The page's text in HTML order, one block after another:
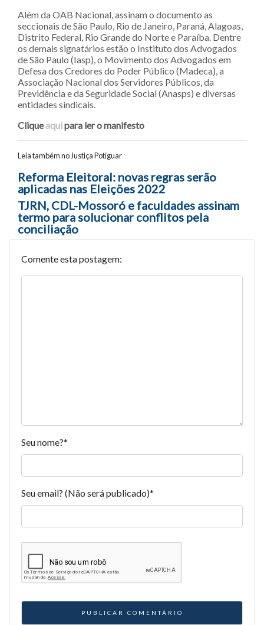
Além da OAB Nacional, assinam o documento as
seccionais de São Paulo, Rio de Janeiro, Paraná, Alagoas,
Distrito Federal, Rio Grande do Norte e Paraíba. Dentre
os demais signatários estão o Instituto dos Advogados
de São Paulo (Iasp), o Movimento dos Advogados em
Defesa dos Credores do Poder Público (Madeca), a
Associação Nacional dos Servidores Públicos, da
Previdência e da Seguridade Social (Anasps) e diversas
entidades sindicais.
Cliqueaquipara ler o manifesto
Leia também no Justiça Potiguar
Navegação entre posts
Reforma Eleitoral: novas regras serão
aplicadas nas Eleições 2022
TJRN, CDL-Mossoró e faculdades assinam
termo para solucionar conflitos pela
conciliação
Comente esta postagem:
Seu nome?*
Seu email? (Não será publicado)*